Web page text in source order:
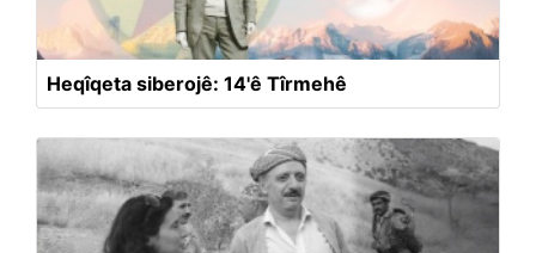
Heqîqeta siberojê: 14'ê Tîrmehê